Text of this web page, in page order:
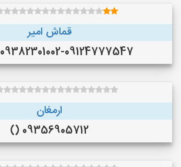
قماش امیر
09382301002-09124777547 (تهران)
ارمغان
09356905712 ()